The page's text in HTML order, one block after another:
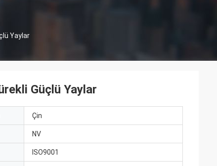
Yaylar
Güçlü Yaylar
Çin
NV
ISO9001